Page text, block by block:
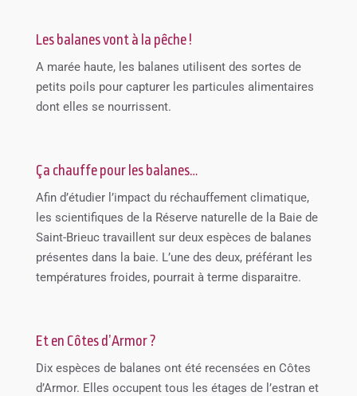
Les balanes vont à la pêche !
A marée haute, les balanes utilisent des sortes de
petits poils pour capturer les particules alimentaires
dont elles se nourrissent.
Ça chauffe pour les balanes…
Afin d’étudier l’impact du réchauffement climatique,
les scientifiques de la Réserve naturelle de la Baie de
Saint-Brieuc travaillent sur deux espèces de balanes
présentes dans la baie. L’une des deux, préférant les
températures froides, pourrait à terme disparaitre.
Et en Côtes d’Armor ?
Dix espèces de balanes ont été recensées en Côtes
d’Armor. Elles occupent tous les étages de l’estran et